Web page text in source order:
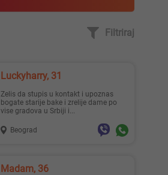
Filtriraj
Luckyharry, 31
Zelis da stupis u kontakt i upoznas
bogate starije bake i zrelije dame po
vise gradova u Srbiji i...
Beograd
Madam, 36